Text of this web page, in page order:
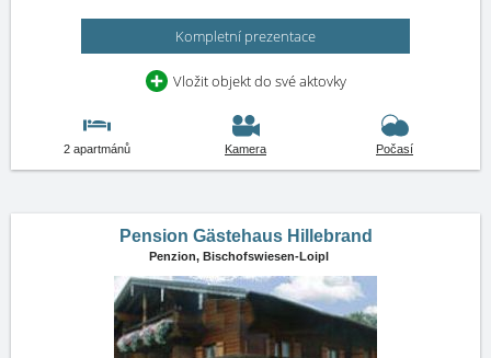
Kompletní prezentace
Vložit objekt do své aktovky
2 apartmánů Kamera Počasí
Pension Gästehaus Hillebrand
Penzion, Bischofswiesen-Loipl